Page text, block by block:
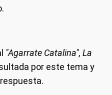
"Agarrate Catalina", La
por este tema y